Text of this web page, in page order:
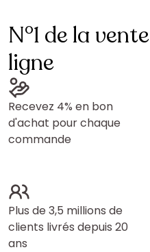
N°1 de la
ligne
Recevez 4% en bon
d'achat pour chaque
commande
Plus de 3,5 millions de
clients livrés depuis 20
ans